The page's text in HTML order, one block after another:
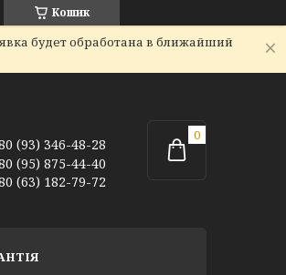
Кошик
будет обработана в ближайший
(93) 346-48-28
(95) 875-44-40
(63) 182-79-72